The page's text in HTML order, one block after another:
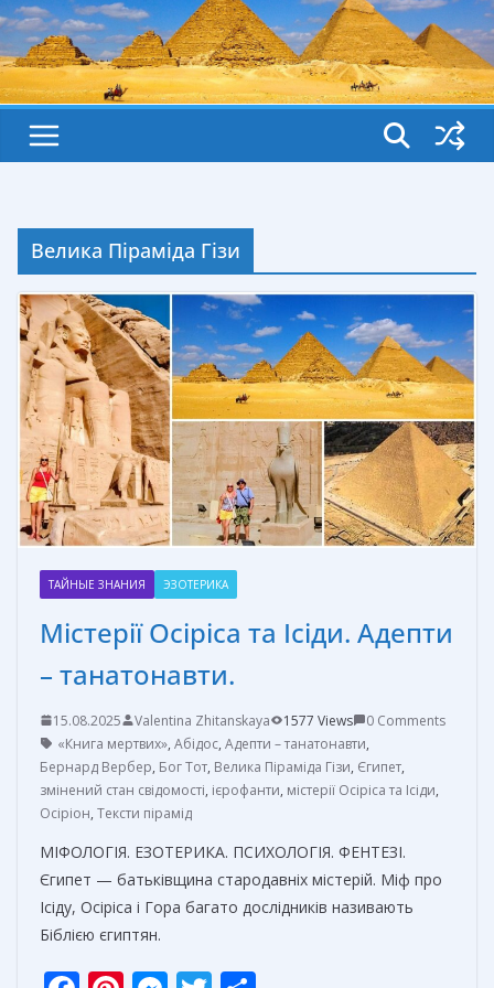
Велика Піраміда Гізи
ТАЙНЫЕ ЗНАНИЯ ЭЗОТЕРИКА
Містерії Осіріса та Ісіди. Адепти
– танатонавти.
15.08.2025 Valentina Zhitanskaya 1577 Views
0 Comments
«Книга мертвих», Абідос, Адепти – танатонавти,
Бернард Вербер, Бог Тот, Велика Піраміда Гізи, Єгипет,
змінений стан свідомості, ієрофанти, містерії Осіріса та Ісіди,
Осіріон, Тексти пірамід
МІФОЛОГІЯ. ЕЗОТЕРИКА. ПСИХОЛОГІЯ. ФЕНТЕЗІ.
Єгипет — батьківщина стародавніх містерій. Міф про
Ісіду, Осіріса і Гора багато дослідників називають
Біблією єгиптян.